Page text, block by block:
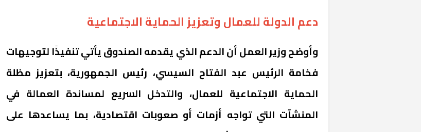
دعم الدولة للعمال وتعزيز الحماية الاجتماعية
وأوضح وزير العمل أن الدعم الذي يقدمه الصندوق يأتي تنفيذًا لتوجيهات
فخامة الرئيس عبد الفتاح السيسي، رئيس الجمهورية، بتعزيز مظلة
الحماية الاجتماعية للعمال، والتدخل السريع لمساندة العمالة في
المنشآت التي تواجه أزمات أو صعوبات اقتصادية، بما يساعدها على